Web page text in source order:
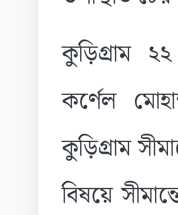
কুড়িগ্রাম
কর্ণেল
কুড়িগ্রাম
বিষয়ে